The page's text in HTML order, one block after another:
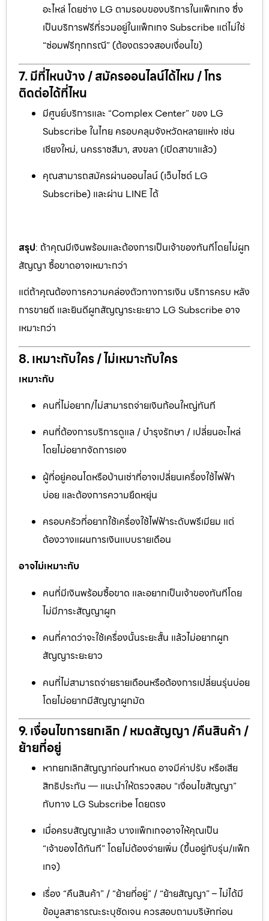
อะไหล่ โดยช่าง LG ตามรอบของบริการในแพ็กเกจ ซึ่ง
เป็นบริการฟรีที่รวมอยู่ในแพ็กเกจ Subscribe แต่ไม่ใช่
“ซ่อมฟรีทุกกรณี” (ต้องตรวจสอบเงื่อนไข)
7. มีที่ไหนบ้าง / สมัครออนไลน์ได้ไหม / โทร
ติดต่อได้ที่ไหน
มีศูนย์บริการและ “Complex Center” ของ LG
Subscribe ในไทย ครอบคลุมจังหวัดหลายแห่ง เช่น
เชียงใหม่, นครราชสีมา, สงขลา (เปิดสาขาแล้ว)
คุณสามารถสมัครผ่านออนไลน์ (เว็บไซต์ LG
Subscribe) และผ่าน LINE ได้
สรุป: ถ้าคุณมีเงินพร้อมและต้องการเป็นเจ้าของทันทีโดยไม่ผูก
สัญญา ซื้อขาดอาจเหมาะกว่า
แต่ถ้าคุณต้องการความคล่องตัวทางการเงิน บริการครบ หลัง
การขายดี และยินดีผูกสัญญาระยะยาว LG Subscribe อาจ
เหมาะกว่า
8. เหมาะกับใคร / ไม่เหมาะกับใคร
เหมาะกับ
คนที่ไม่อยาก/ไม่สามารถจ่ายเงินก้อนใหญ่ทันที
คนที่ต้องการบริการดูแล / บำรุงรักษา / เปลี่ยนอะไหล่
โดยไม่อยากจัดการเอง
ผู้ที่อยู่คอนโดหรือบ้านเช่าที่อาจเปลี่ยนเครื่องใช้ไฟฟ้า
บ่อย และต้องการความยืดหยุ่น
ครอบครัวที่อยากใช้เครื่องใช้ไฟฟ้าระดับพรีเมียม แต่
ต้องวางแผนการเงินแบบรายเดือน
อาจไม่เหมาะกับ
คนที่มีเงินพร้อมซื้อขาด และอยากเป็นเจ้าของทันทีโดย
ไม่มีภาระสัญญาผูก
คนที่คาดว่าจะใช้เครื่องนั้นระยะสั้น แล้วไม่อยากผูก
สัญญาระยะยาว
คนที่ไม่สามารถจ่ายรายเดือนหรือต้องการเปลี่ยนรุ่นบ่อย
โดยไม่อยากมีสัญญาผูกมัด
9. เงื่อนไขการยกเลิก / หมดสัญญา /คืนสินค้า /
ย้ายที่อยู่
หากยกเลิกสัญญาก่อนกำหนด อาจมีค่าปรับ หรือเสีย
สิทธิประกัน — แนะนำให้ตรวจสอบ “เงื่อนไขสัญญา”
กับทาง LG Subscribe โดยตรง
เมื่อครบสัญญาแล้ว บางแพ็กเกจอาจให้คุณเป็น
“เจ้าของได้ทันที” โดยไม่ต้องจ่ายเพิ่ม (ขึ้นอยู่กับรุ่น/แพ็ก
เกจ)
เรื่อง “คืนสินค้า” / “ย้ายที่อยู่” / “ย้ายสัญญา” – ไม่ได้มี
ข้อมูลสาธารณะระบุชัดเจน ควรสอบถามบริษัทก่อน